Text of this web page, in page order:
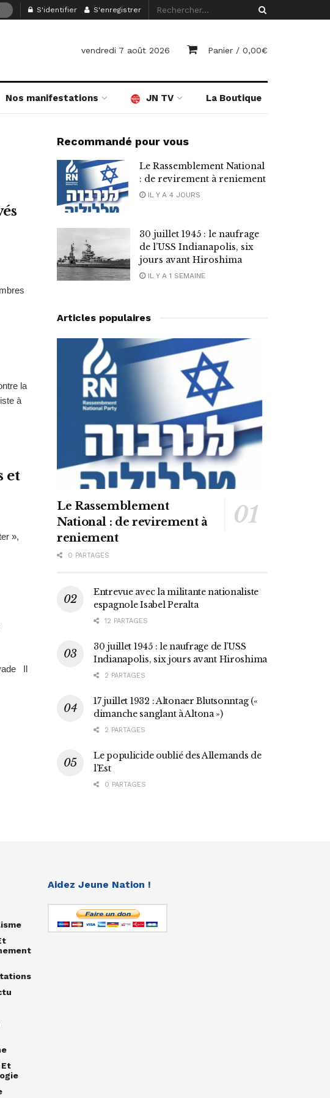
S'identifier S'enregistrer
vendredi 7 août 2026 Panier / 0,00€
Nos manifestations JN TV La Boutique
la
à
et
»,
Il
Recommandé pour vous
Le Rassemblement National
: de revirement à reniement
IL Y A 4 JOURS
30 juillet 1945 : le naufrage
de l’USS Indianapolis, six
jours avant Hiroshima
IL Y A 1 SEMAINE
Articles populaires
Le Rassemblement
National : de revirement à
reniement
0 PARTAGES
Entrevue avec la militante nationaliste
espagnole Isabel Peralta
12 PARTAGES
30 juillet 1945 : le naufrage de l’USS
Indianapolis, six jours avant Hiroshima
2 PARTAGES
17 juillet 1932 : Altonaer Blutsonntag («
dimanche sanglant à Altona »)
2 PARTAGES
Le populicide oublié des Allemands de
l’Est
0 PARTAGES
Et
Aidez Jeune Nation !